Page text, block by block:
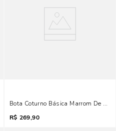
Bota Coturno Básica Marrom De
R$ 269,90